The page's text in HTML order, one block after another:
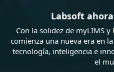
Labsoft
Con la solidez de myLIMS
comienza una nueva era en
tecnología, inteligencia e
el